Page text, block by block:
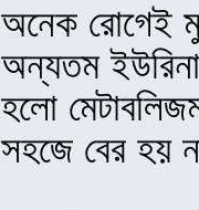
অনেক রোগেই
অন্যতম
হলো
সহজে বের হয়